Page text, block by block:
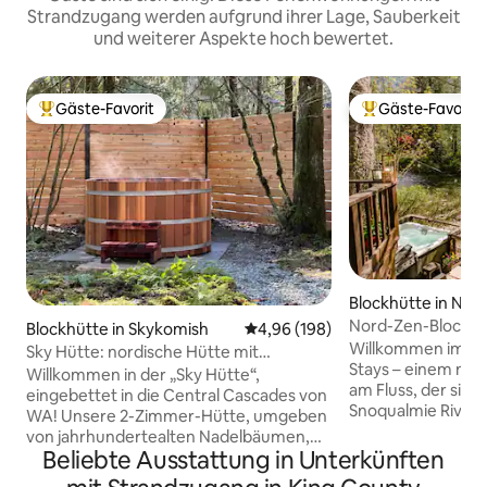
Strandzugang werden aufgrund ihrer Lage, Sauberkeit
und weiterer Aspekte hoch bewertet.
Beliebter Gäste-Favorit.
Gäste-Favorit
Blockhütte in Skykomish Durchschnittliche Bewertung:
4,96 (198)
Sky Hütte: nordische Hütte mit
Whirlpool aus Zedernholz
Willkommen in der „Sky Hütte“,
eingebettet in die Central Cascades von
WA! Unsere 2-Zimmer-Hütte, umgeben
von jahrhundertealten Nadelbäumen,
verbindet modernen Komfort und
nordischen Charme. Tauche ein in den
Beliebter Gäste-
Gäste-Favorit
Blockhütte in
Nord-Zen-
Riveria Stays
Willkommen im
Stays – einem
am Fluss, der
Snoqualmie
diese rustikale
langsamer zu
Beliebte Ausstattung in Unterkünften